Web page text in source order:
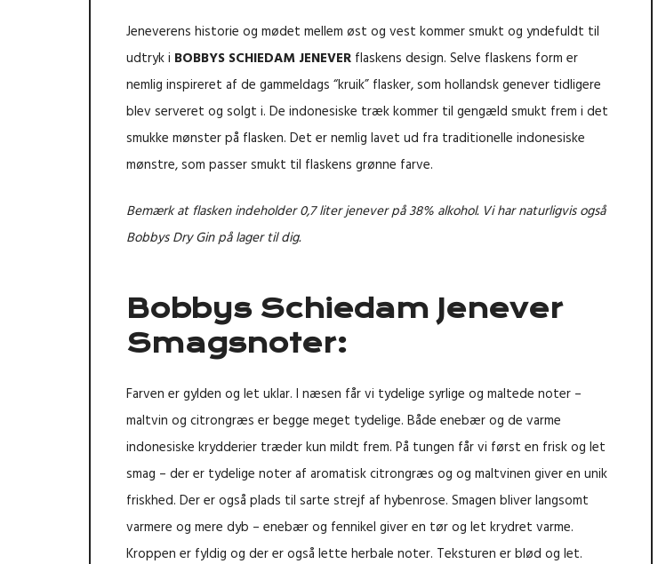
Jeneverens historie og mødet mellem øst og vest kommer smukt og yndefuldt til
udtryk i BOBBYS SCHIEDAM JENEVER flaskens design. Selve flaskens form er
nemlig inspireret af de gammeldags “kruik” flasker, som hollandsk genever tidligere
blev serveret og solgt i. De indonesiske træk kommer til gengæld smukt frem i det
smukke mønster på flasken. Det er nemlig lavet ud fra traditionelle indonesiske
mønstre, som passer smukt til flaskens grønne farve.
Bemærk at flasken indeholder 0,7 liter jenever på 38% alkohol. Vi har naturligvis også
Bobbys Dry Ginpå lager til dig.
Bobbys Schiedam Jenever
Smagsnoter:
Farven er gylden og let uklar. I næsen får vi tydelige syrlige og maltede noter –
maltvin og citrongræs er begge meget tydelige. Både enebær og de varme
indonesiske krydderier træder kun mildt frem. På tungen får vi først en frisk og let
smag – der er tydelige noter af aromatisk citrongræs og og maltvinen giver en unik
friskhed. Der er også plads til sarte strejf af hybenrose. Smagen bliver langsomt
varmere og mere dyb – enebær og fennikel giver en tør og let krydret varme.
Kroppen er fyldig og der er også lette herbale noter. Teksturen er blød og let.